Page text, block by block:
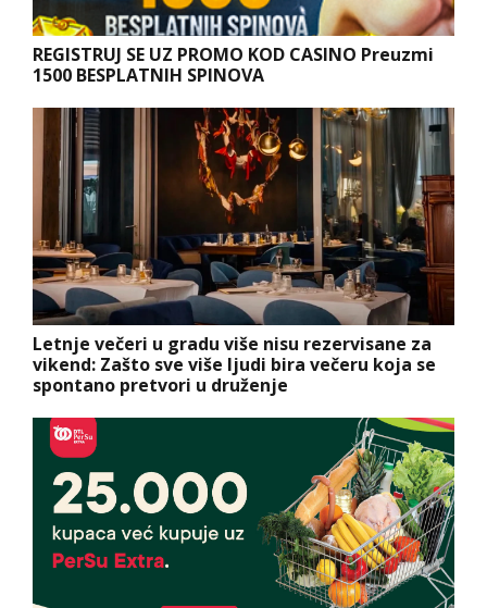
REGISTRUJ SE UZ PROMO KOD CASINO Preuzmi
1500 BESPLATNIH SPINOVA
Letnje večeri u gradu više nisu rezervisane za
vikend: Zašto sve više ljudi bira večeru koja se
spontano pretvori u druženje